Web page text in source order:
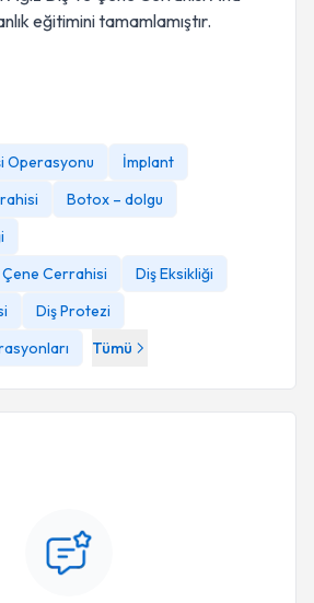
eğitimini tamamlamıştır.
Operasyonu
İmplant
Botox – dolgu
Çene Cerrahisi
Diş Eksikliği
Diş Protezi
Tümü